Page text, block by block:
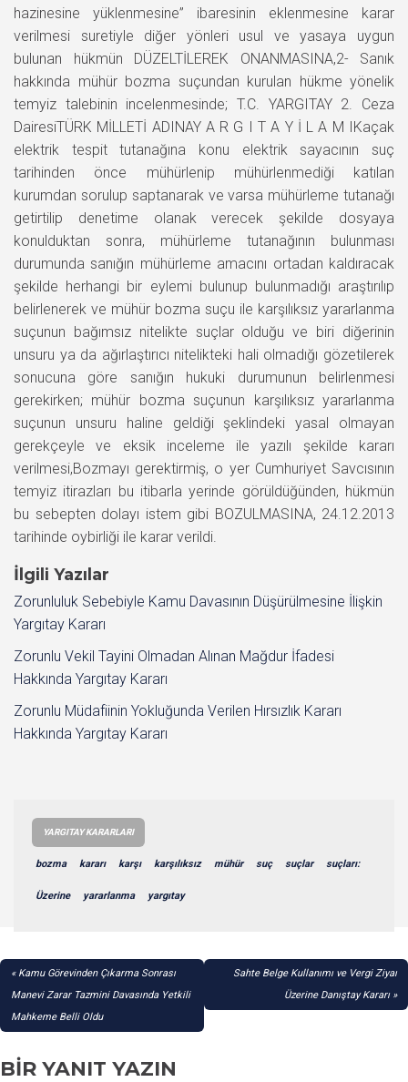
hazinesine yüklenmesine” ibaresinin eklenmesine karar
verilmesi suretiyle diğer yönleri usul ve yasaya uygun
bulunan hükmün DÜZELTİLEREK ONANMASINA,2- Sanık
hakkında mühür bozma suçundan kurulan hükme yönelik
temyiz talebinin incelenmesinde; T.C. YARGITAY 2. Ceza
DairesiTÜRK MİLLETİ ADINAY A R G I T A Y İ L A M IKaçak
elektrik tespit tutanağına konu elektrik sayacının suç
tarihinden önce mühürlenip mühürlenmediği katılan
kurumdan sorulup saptanarak ve varsa mühürleme tutanağı
getirtilip denetime olanak verecek şekilde dosyaya
konulduktan sonra, mühürleme tutanağının bulunması
durumunda sanığın mühürleme amacını ortadan kaldıracak
şekilde herhangi bir eylemi bulunup bulunmadığı araştırılıp
belirlenerek ve mühür bozma suçu ile karşılıksız yararlanma
suçunun bağımsız nitelikte suçlar olduğu ve biri diğerinin
unsuru ya da ağırlaştırıcı nitelikteki hali olmadığı gözetilerek
sonucuna göre sanığın hukuki durumunun belirlenmesi
gerekirken; mühür bozma suçunun karşılıksız yararlanma
suçunun unsuru haline geldiği şeklindeki yasal olmayan
gerekçeyle ve eksik inceleme ile yazılı şekilde kararı
verilmesi,Bozmayı gerektirmiş, o yer Cumhuriyet Savcısının
temyiz itirazları bu itibarla yerinde görüldüğünden, hükmün
bu sebepten dolayı istem gibi BOZULMASINA, 24.12.2013
tarihinde oybirliği ile karar verildi.
İlgili Yazılar
Zorunluluk Sebebiyle Kamu Davasının Düşürülmesine İlişkin
Yargıtay Kararı
Zorunlu Vekil Tayini Olmadan Alınan Mağdur İfadesi
Hakkında Yargıtay Kararı
Zorunlu Müdafiinin Yokluğunda Verilen Hırsızlık Kararı
Hakkında Yargıtay Kararı
YARGITAY KARARLARI
bozma kararı karşı karşılıksız mühür suç suçlar suçları:
Üzerine yararlanma yargıtay
YAZI
GEZINMESI
Kamu Görevinden Çıkarma Sonrası
Manevi Zarar Tazmini Davasında Yetkili
Mahkeme Belli Oldu
Sahte Belge Kullanımı ve Vergi Ziyaı
Üzerine Danıştay Kararı
BIR YANIT YAZIN